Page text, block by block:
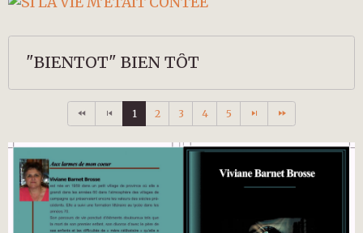
"BIENTOT" BIEN TÔT
1 2 3 4 5